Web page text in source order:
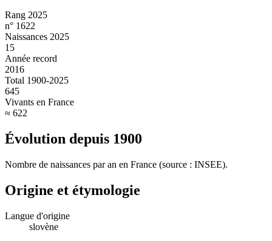
Rang 2025
n° 1622
Naissances 2025
15
Année record
2016
Total 1900-2025
645
Vivants en France
≈ 622
Évolution depuis 1900
Nombre de naissances par an en France (source : INSEE).
Origine et étymologie
Langue d'origine
slovène